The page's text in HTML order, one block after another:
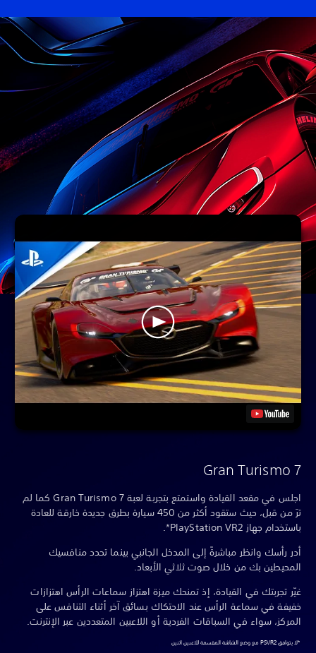
Gran Turismo 7
اجلس في مقعد القيادة واستمتع بتجربة لعبة Gran Turismo 7 كما لم
ترَ من قبل، حيث ستقود أكثر من 450 سيارة بطرق جديدة خارقة للعادة
باستخدام جهاز PlayStation VR2*.
أدر رأسك وانظر مباشرةً إلى المدخل الجانبي بينما تحدد منافسيك
المحيطين بك من خلال صوت ثلاثي الأبعاد.
غيّر تجربتك في القيادة، إذ تمنحك ميزة اهتزاز سماعات الرأس اهتزازات
خفيفة في سماعة الرأس عند الاحتكاك بسائق آخر أثناء التنافس على
المركز، سواء في السباقات الفردية أو اللاعبين المتعددين عبر الإنترنت.
*لا يتوافق PSVR2 مع وضع الشاشة المقسمة للاعبين اثنين